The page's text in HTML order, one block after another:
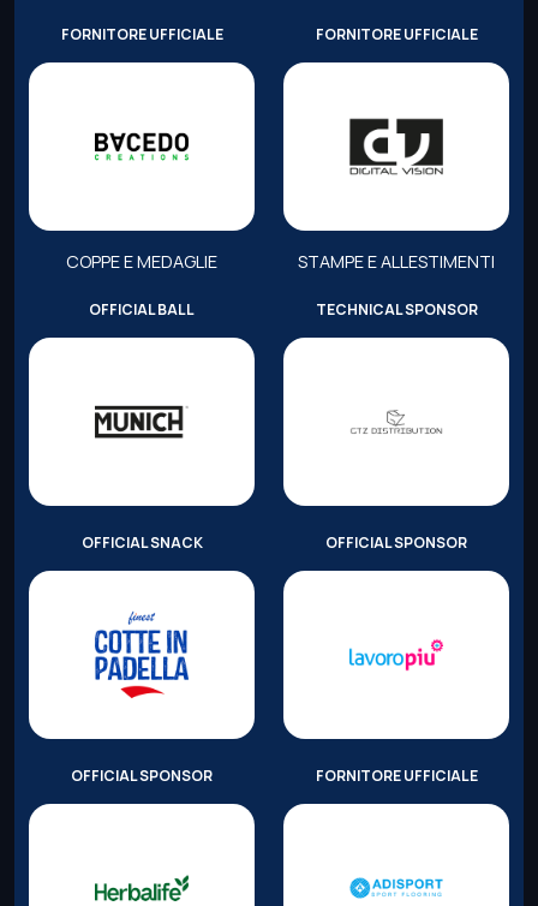
FORNITORE UFFICIALE
COPPE E MEDAGLIE
FORNITORE UFFICIALE
STAMPE E ALLESTIMENTI
OFFICIAL BALL TECHNICAL SPONSOR
OFFICIAL SNACK OFFICIAL SPONSOR
OFFICIAL SPONSOR FORNITORE UFFICIALE